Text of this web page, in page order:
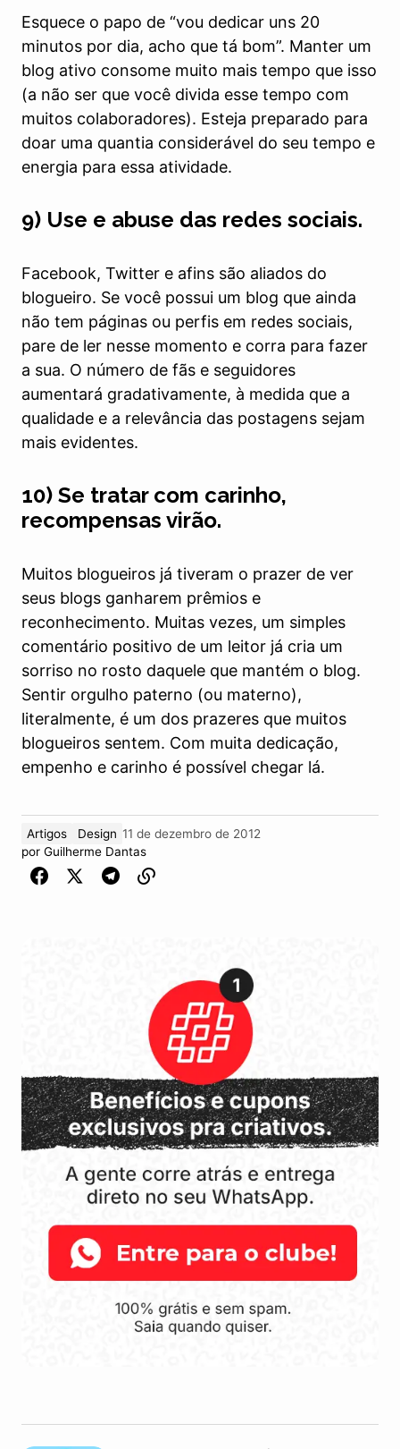
Esquece o papo de “vou dedicar uns 20
minutos por dia, acho que tá bom”. Manter um
blog ativo consome muito mais tempo que isso
(a não ser que você divida esse tempo com
muitos colaboradores). Esteja preparado para
doar uma quantia considerável do seu tempo e
energia para essa atividade.
9) Use e abuse das redes sociais.
Facebook, Twitter e afins são aliados do
blogueiro. Se você possui um blog que ainda
não tem páginas ou perfis em redes sociais,
pare de ler nesse momento e corra para fazer
a sua. O número de fãs e seguidores
aumentará gradativamente, à medida que a
qualidade e a relevância das postagens sejam
mais evidentes.
10) Se tratar com carinho,
recompensas virão.
Muitos blogueiros já tiveram o prazer de ver
seus blogs ganharem prêmios e
reconhecimento. Muitas vezes, um simples
comentário positivo de um leitor já cria um
sorriso no rosto daquele que mantém o blog.
Sentir orgulho paterno (ou materno),
literalmente, é um dos prazeres que muitos
blogueiros sentem. Com muita dedicação,
empenho e carinho é possível chegar lá.
Artigos Design 11 de dezembro de 2012
por Guilherme Dantas